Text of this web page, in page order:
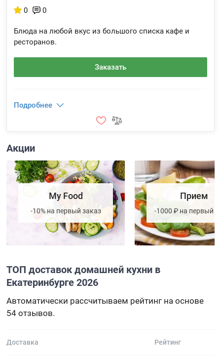
0 0
Блюда на любой вкус из большого списка кафе и
ресторанов.
Заказать
Подробнее
Акции
My Food
-10% на первый заказ
Прием
-1000 ₽ на первый
ТОП доставок домашней кухни в
Екатеринбурге 2026
Автоматически рассчитываем рейтинг на основе
54 отзывов.
Доставка Рейтинг